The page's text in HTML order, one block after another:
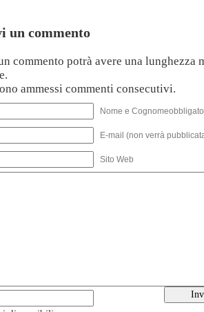
un commento
commento potrà avere una lunghezza
ammessi commenti consecutivi.
Nome e
E-mail (non verrà
Sito Web